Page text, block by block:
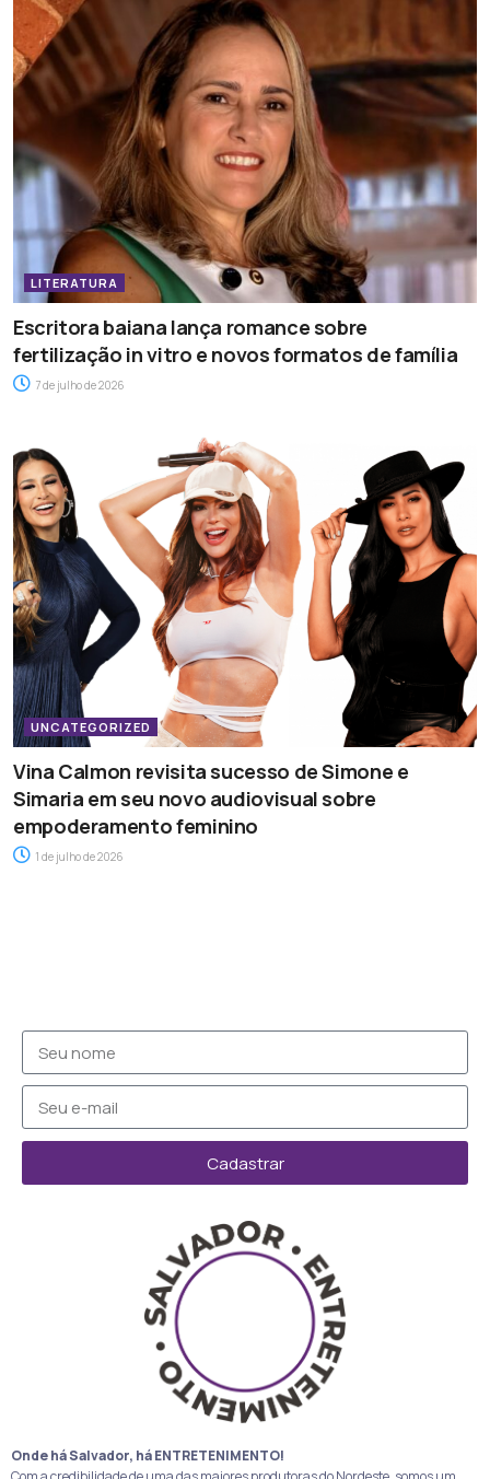
LITERATURA
Escritora baiana lança romance sobre
fertilização in vitro e novos formatos de família
7 de julho de 2026
UNCATEGORIZED
Vina Calmon revisita sucesso de Simone e
Simaria em seu novo audiovisual sobre
empoderamento feminino
1 de julho de 2026
Cadastrar
Onde há Salvador, há ENTRETENIMENTO!